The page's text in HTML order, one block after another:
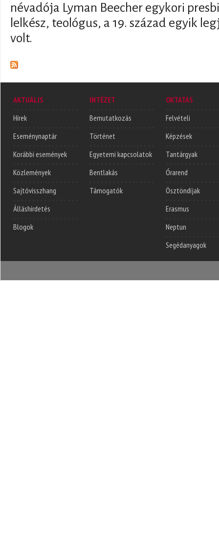
névadója Lyman Beecher egykori
lelkész, teológus, a 19. század egyik
volt.
AKTUÁLIS
Hírek
Eseménynaptár
Korábbi események
Közlemények
Sajtóvisszhang
Álláshirdetés
Blogok
INTÉZET
Bemutatkozás
Történet
Egyetemi kapcsolatok
Bentlakás
Támogatók
OKTATÁS
Felvételi
Képzések
Tantárgyak
Órarend
Ösztöndíjak
Erasmus
Neptun
Segédanyagok